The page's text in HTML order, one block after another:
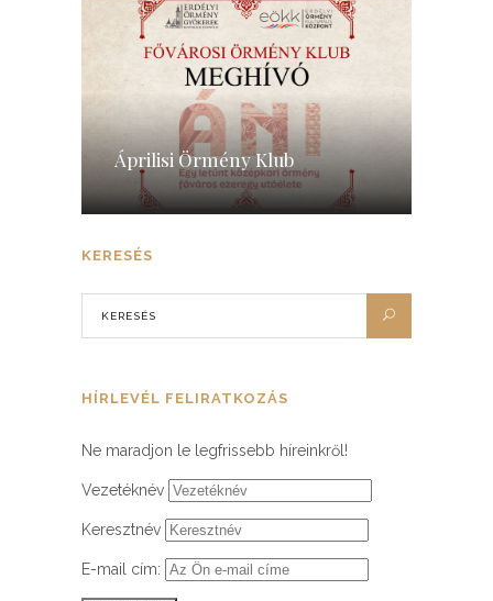
Áprilisi Örmény Klub
KERESÉS
HÍRLEVÉL FELIRATKOZÁS
Ne maradjon le legfrissebb híreinkről!
Vezetéknév
Keresztnév
E-mail cím: